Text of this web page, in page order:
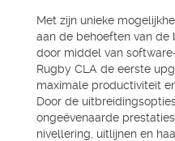
Met zijn unieke
aan de behoeften van
door middel van
Rugby CLA de eerste
maximale productiviteit
Door de
ongeëvenaarde
nivellering, uitlijnen en